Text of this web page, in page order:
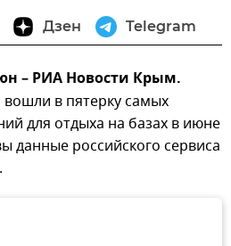
Дзен Telegram
– РИА Новости Крым.
в пятерку самых
для отдыха на базах в июне
данные российского сервиса